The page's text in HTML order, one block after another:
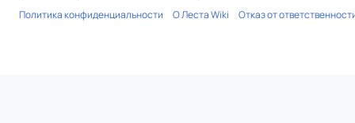
Политика конфиденциальности
О Леста Wiki Отказ от